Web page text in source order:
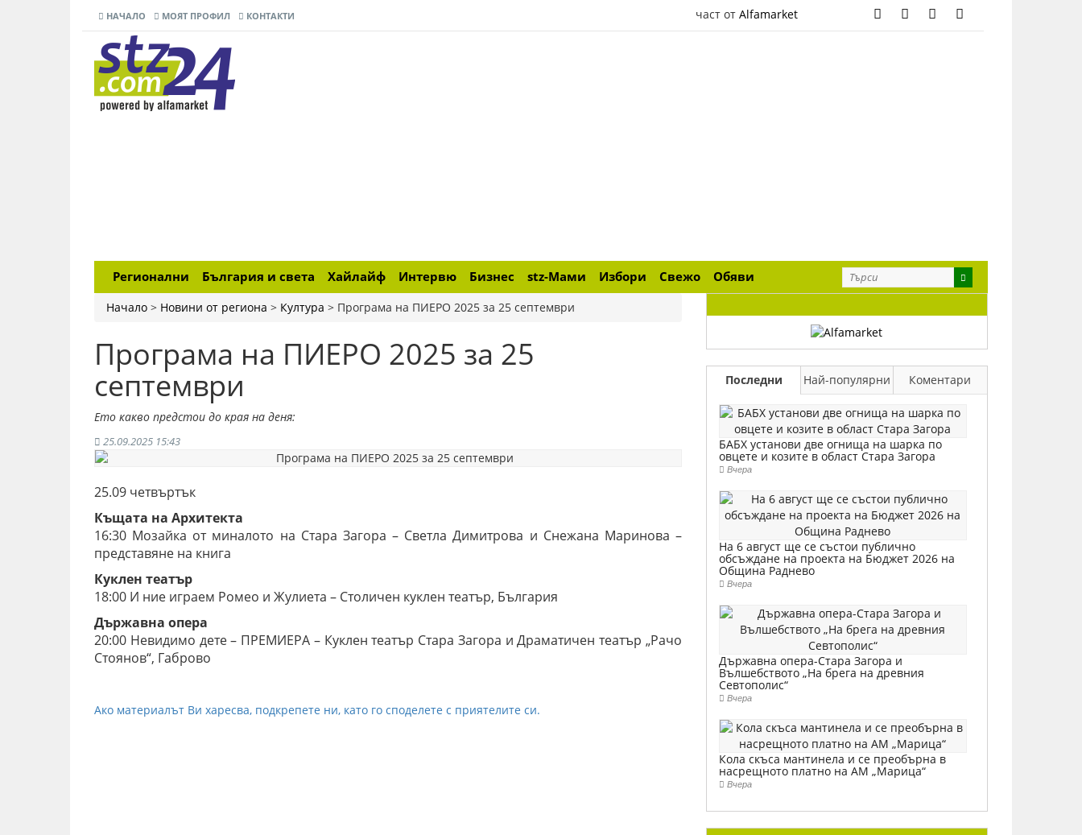
НАЧАЛО МОЯТ ПРОФИЛ КОНТАКТИ част от Alfamarket
Регионални България и света Хайлайф Интервю Бизнес stz-Мами Избори Свежо Обяви
Начало > Новини от региона > Култура > Програма на ПИЕРО 2025 за 25 септември
Програма на ПИЕРО 2025 за 25
септември
Ето какво предстои до края на деня:
25.09.2025 15:43
25.09 четвъртък
Къщата на Архитекта
16:30 Мозайка от миналото на Стара Загора – Светла Димитрова и Снежана Маринова –
представяне на книга
Куклен театър
18:00 И ние играем Ромео и Жулиета – Столичен куклен театър, България
Държавна опера
20:00 Невидимо дете – ПРЕМИЕРА – Куклен театър Стара Загора и Драматичен театър „Рачо
Стоянов“, Габрово
Ако материалът Ви харесва, подкрепете ни, като го споделете с приятелите си.
Последни Най-популярни Коментари
БАБХ установи две огнища на шарка по
овцете и козите в област Стара Загора
Вчера
На 6 август ще се състои публично
обсъждане на проекта на Бюджет 2026 на
Община Раднево
Вчера
Държавна опера-Стара Загора и
Вълшебството „На брега на древния
Севтополис“
Вчера
Кола скъса мантинела и се преобърна в
насрещното платно на АМ „Марица“
Вчера